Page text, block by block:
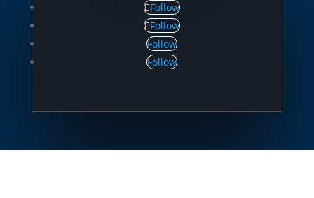
Follow
Follow
Follow
Follow